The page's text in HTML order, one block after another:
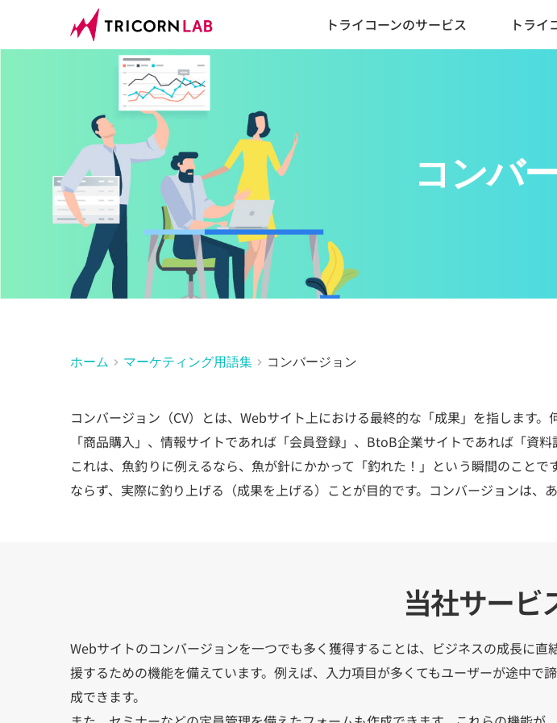
トライコーンのサービス トライ
コンバ
ホーム マーケティング用語集 コンバージョン
コンバージョン（CV）とは、Webサイト上における最終的な「成果」を指します
「商品購入」、情報サイトであれば「会員登録」、BtoB企業サイトであれば「資
これは、魚釣りに例えるなら、魚が針にかかって「釣れた！」という瞬間のこと
ならず、実際に釣り上げる（成果を上げる）ことが目的です。コンバージョンは、
当社サービ
Webサイトのコンバージョンを一つでも多く獲得することは、ビジネスの成長に直
援するための機能を備えています。例えば、入力項目が多くてもユーザーが途中
成できます。